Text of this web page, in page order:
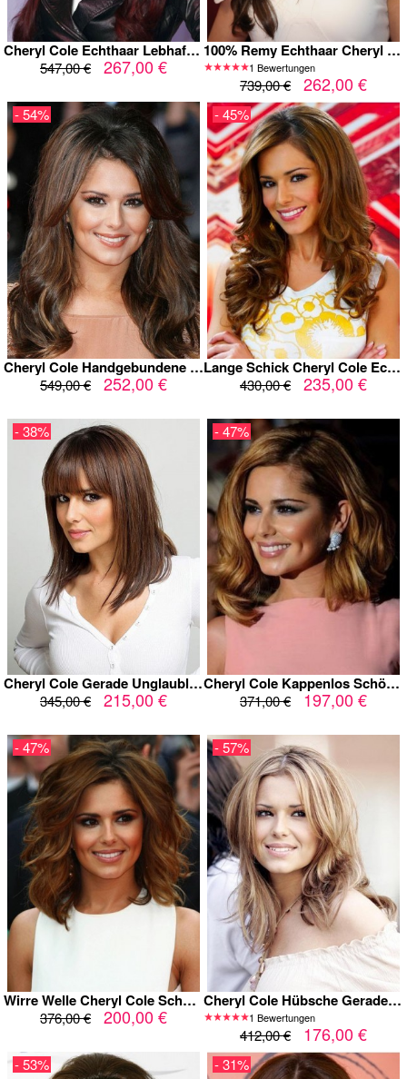
Cheryl Cole Echthaar Lebhafte Mono Perücke
547,00 € 267,00 €
100% Remy Echthaar Cheryl Cole Mono Perücke
1 Bewertungen
739,00 € 262,00 €
Cheryl Cole Handgebundene Echthaar Wellig Perücke
549,00 € 252,00 €
- 54%
Lange Schick Cheryl Cole Echthaar Perücke
430,00 € 235,00 €
- 45%
Cheryl Cole Gerade Unglaubliche Spitzefront Perücke
345,00 € 215,00 €
- 38%
Cheryl Cole Kappenlos Schöne Echthaar Perücke
371,00 € 197,00 €
- 47%
Wirre Welle Cheryl Cole Schulterlänge Perücke
376,00 € 200,00 €
- 47%
Cheryl Cole Hübsche Gerade Perücke
1 Bewertungen
412,00 € 176,00 €
- 57%
- 53% - 31%